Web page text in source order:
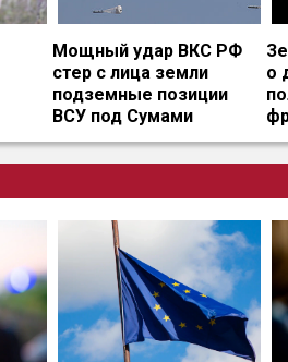
Мощный удар ВКС РФ
стер с лица земли
подземные позиции
ВСУ под Сумами
о